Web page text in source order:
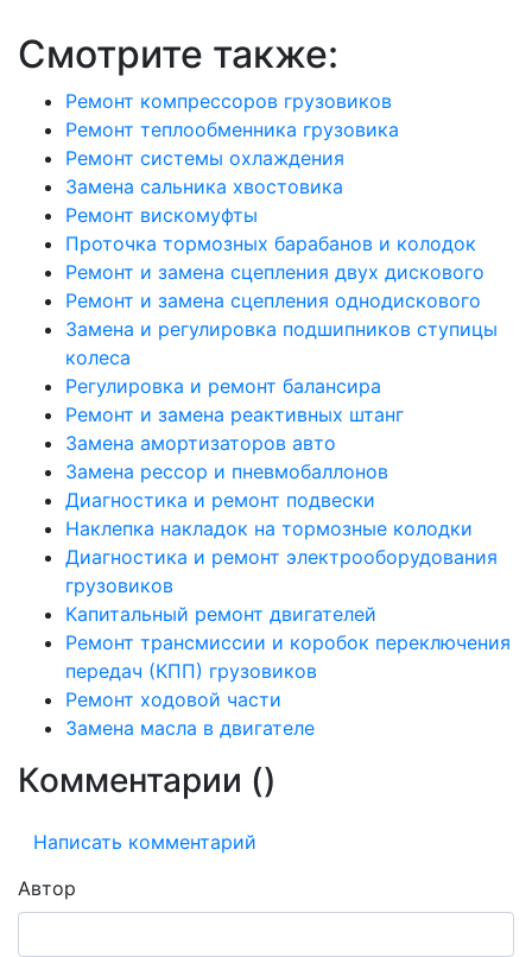
Смотрите также:
Ремонт компрессоров грузовиков
Ремонт теплообменника грузовика
Ремонт системы охлаждения
Замена сальника хвостовика
Ремонт вискомуфты
Проточка тормозных барабанов и колодок
Ремонт и замена сцепления двух дискового
Ремонт и замена сцепления однодискового
Замена и регулировка подшипников ступицы
колеса
Регулировка и ремонт балансира
Ремонт и замена реактивных штанг
Замена амортизаторов авто
Замена рессор и пневмобаллонов
Диагностика и ремонт подвески
Наклепка накладок на тормозные колодки
Диагностика и ремонт электрооборудования
грузовиков
Капитальный ремонт двигателей
Ремонт трансмиссии и коробок переключения
передач (КПП) грузовиков
Ремонт ходовой части
Замена масла в двигателе
Комментарии ()
Написать комментарий
Автор